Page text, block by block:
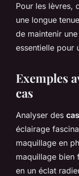
Pour les lèvres,
une longue
de maintenir
essentielle pour
Exemples
cas
Analyser des
éclairage
maquillage en
maquillage bien
en un éclat